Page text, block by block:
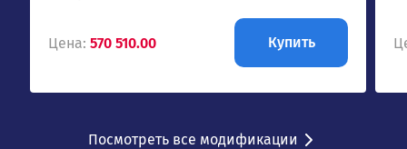
Цена: 570 510.00 Купить
Посмотреть все модификации